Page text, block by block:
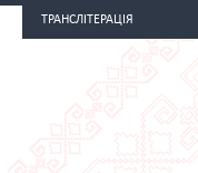
ТРАНСЛІТЕРАЦІЯ